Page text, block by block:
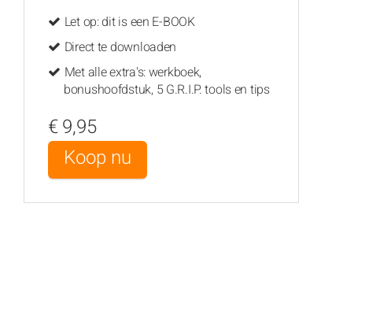
Let op: dit is een E-BOOK
Direct te downloaden
Met alle extra's: werkboek,
bonushoofdstuk, 5 G.R.I.P. tools en tips
€ 9,95